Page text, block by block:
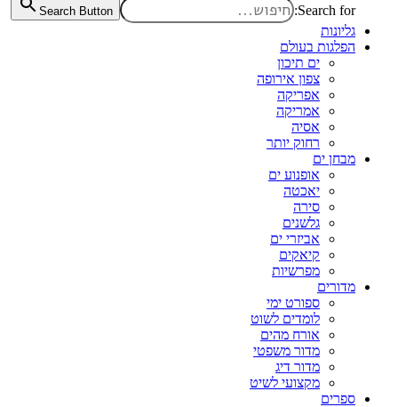
Search for:
Search Button
גליונות
הפלגות בעולם
ים תיכון
צפון אירופה
אפריקה
אמריקה
אסיה
רחוק יותר
מבחן ים
אופנוע ים
יאכטה
סירה
גלשנים
אביזרי ים
קיאקים
מפרשיות
מדורים
ספורט ימי
לומדים לשוט
אורח מהים
מדור משפטי
מדור דיג
מקצועי לשיט
ספרים